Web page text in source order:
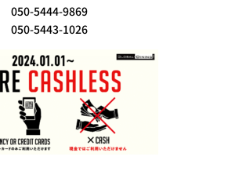
5444-9869
5443-1026